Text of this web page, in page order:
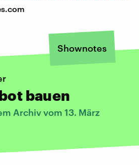
Shownotes
bauen
Archiv vom 13. März